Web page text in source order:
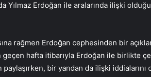
Yılmaz Erdoğan ile aralarında ilişki
rağmen Erdoğan cephesinden bir
geçen hafta itibarıyla Erdoğan ile birlikte
paylaşırken, bir yandan da ilişki